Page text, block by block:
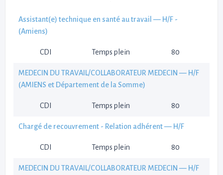
Assistant(e) technique en santé au travail — H/F -
(Amiens)
CDI Temps plein 80
MEDECIN DU TRAVAIL/COLLABORATEUR MEDECIN — H/F
(AMIENS et Département de la Somme)
CDI Temps plein 80
Chargé de recouvrement - Relation adhérent — H/F
CDI Temps plein 80
MEDECIN DU TRAVAIL/COLLABORATEUR MEDECIN — H/F